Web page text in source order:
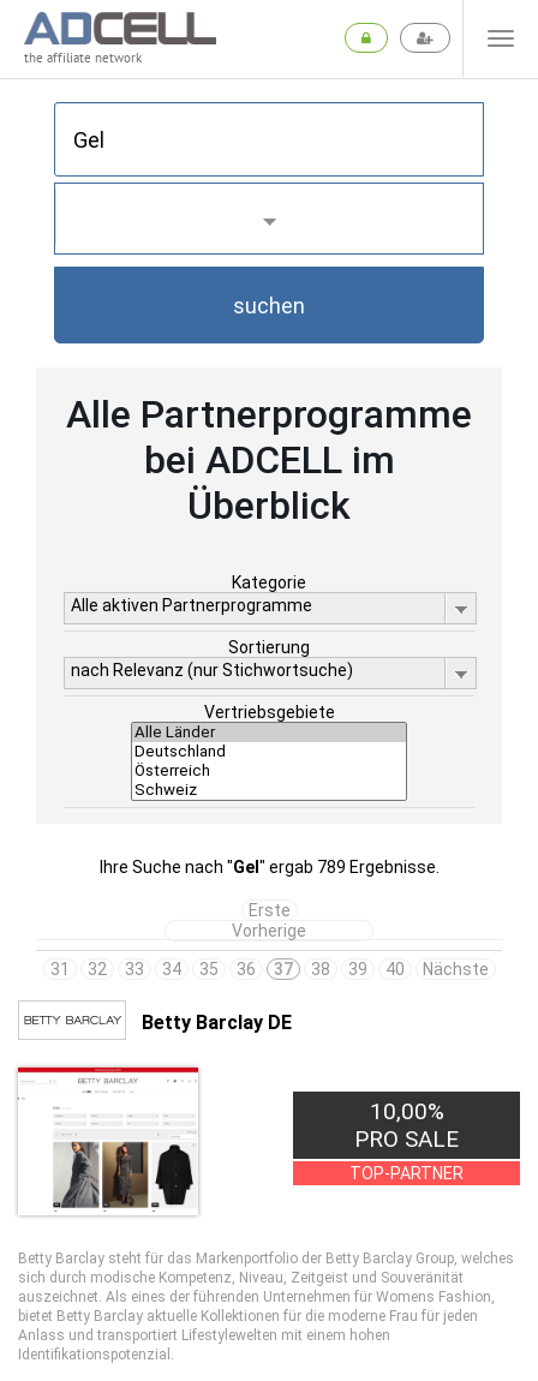
the affiliate network
suchen
Alle Partnerprogramme
bei ADCELL im
Überblick
Kategorie
Alle aktiven Partnerprogramme
Sortierung
nach Relevanz (nur Stichwortsuche)
Vertriebsgebiete
Ihre Suche nach "Gel " ergab 789 Ergebnisse.
Erste
Vorherige
31
32 33 34 35 36 37 38 39 40 Nächste
Betty Barclay DE
10,00%
PRO SALE
TOP-PARTNER
Betty Barclay steht für das Markenportfolio der Betty Barclay Group, welches
sich durch modische Kompetenz, Niveau, Zeitgeist und Souveränität
auszeichnet. Als eines der führenden Unternehmen für Womens Fashion,
bietet Betty Barclay aktuelle Kollektionen für die moderne Frau für jeden
Anlass und transportiert Lifestylewelten mit einem hohen
Identifikationspotenzial.